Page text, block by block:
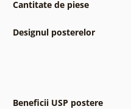
Cantitate de piese
Designul posterelor
Beneficii USP postere